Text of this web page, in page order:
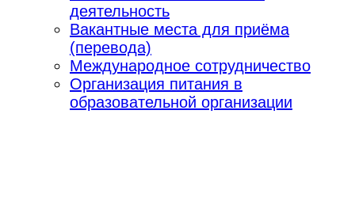
деятельность
Вакантные места для приёма
(перевода)
Международное сотрудничество
Организация питания в
образовательной организации